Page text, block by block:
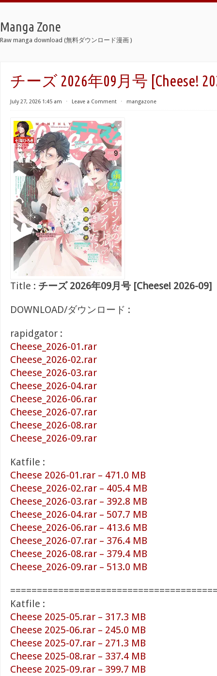
Manga Zone
Raw manga download (無料ダウンロード漫画 )
チーズ 2026年09月号 [Cheese!
July 27, 2026 1:45 am ⋅ Leave a Comment ⋅ mangazone
Title : チーズ 2026年09月号 [Cheese! 2026-09]
DOWNLOAD/ダウンロード :
rapidgator :
Cheese_2026-01.rar
Cheese_2026-02.rar
Cheese_2026-03.rar
Cheese_2026-04.rar
Cheese_2026-06.rar
Cheese_2026-07.rar
Cheese_2026-08.rar
Cheese_2026-09.rar
Katfile :
Cheese 2026-01.rar – 471.0 MB
Cheese_2026-02.rar – 405.4 MB
Cheese_2026-03.rar – 392.8 MB
Cheese_2026-04.rar – 507.7 MB
Cheese_2026-06.rar – 413.6 MB
Cheese_2026-07.rar – 376.4 MB
Cheese_2026-08.rar – 379.4 MB
Cheese_2026-09.rar – 513.0 MB
Katfile :
Cheese 2025-05.rar – 317.3 MB
Cheese 2025-06.rar – 245.0 MB
Cheese 2025-07.rar – 271.3 MB
Cheese 2025-08.rar – 337.4 MB
Cheese 2025-09.rar – 399.7 MB